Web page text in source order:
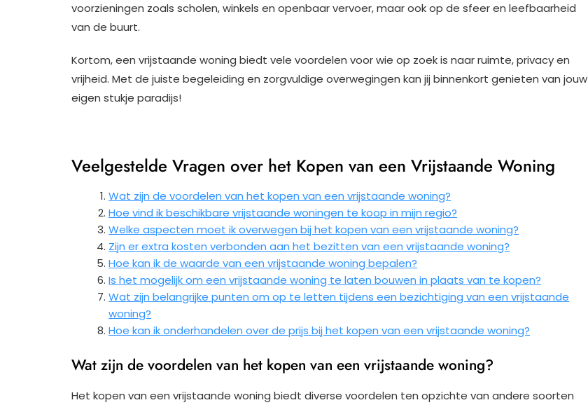
voorzieningen zoals scholen, winkels en openbaar vervoer, maar ook op de sfeer en leefbaarheid
van de buurt.
Kortom, een vrijstaande woning biedt vele voordelen voor wie op zoek is naar ruimte, privacy en
vrijheid. Met de juiste begeleiding en zorgvuldige overwegingen kan jij binnenkort genieten van jouw
eigen stukje paradijs!
Veelgestelde Vragen over het Kopen van een Vrijstaande Woning
Wat zijn de voordelen van het kopen van een vrijstaande woning?
Hoe vind ik beschikbare vrijstaande woningen te koop in mijn regio?
Welke aspecten moet ik overwegen bij het kopen van een vrijstaande woning?
Zijn er extra kosten verbonden aan het bezitten van een vrijstaande woning?
Hoe kan ik de waarde van een vrijstaande woning bepalen?
Is het mogelijk om een vrijstaande woning te laten bouwen in plaats van te kopen?
Wat zijn belangrijke punten om op te letten tijdens een bezichtiging van een vrijstaande
woning?
Hoe kan ik onderhandelen over de prijs bij het kopen van een vrijstaande woning?
Wat zijn de voordelen van het kopen van een vrijstaande woning?
Het kopen van een vrijstaande woning biedt diverse voordelen ten opzichte van andere soorten